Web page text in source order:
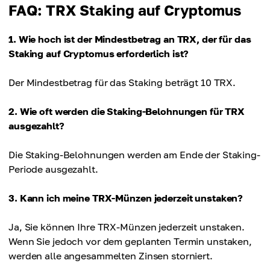
FAQ: TRX Staking auf Cryptomus
1. Wie hoch ist der Mindestbetrag an TRX, der für das
Staking auf Cryptomus erforderlich ist?
Der Mindestbetrag für das Staking beträgt 10 TRX.
2. Wie oft werden die Staking-Belohnungen für TRX
ausgezahlt?
Die Staking-Belohnungen werden am Ende der Staking-
Periode ausgezahlt.
3. Kann ich meine TRX-Münzen jederzeit unstaken?
Ja, Sie können Ihre TRX-Münzen jederzeit unstaken.
Wenn Sie jedoch vor dem geplanten Termin unstaken,
werden alle angesammelten Zinsen storniert.